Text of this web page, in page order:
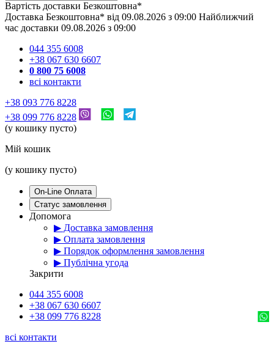
Вартість доставки Безкоштовна*
Доставка Безкоштовна* від 09.08.2026 з 09:00 Найближчий
час доставки 09.08.2026 з 09:00
044 355 6008
+38 067 630 6607
0 800 75 6008
всі контакти
+38 093 776 8228
+38 099 776 8228
(у кошику пусто)
Мій кошик
(у кошику пусто)
On-Line Оплата
Статус замовлення
Допомога
▶ Доставка замовлення
▶ Оплата замовлення
▶ Порядок оформлення замовлення
▶ Публічна угода
Закрити
044 355 6008
+38 067 630 6607
+38 099 776 8228
всі контакти